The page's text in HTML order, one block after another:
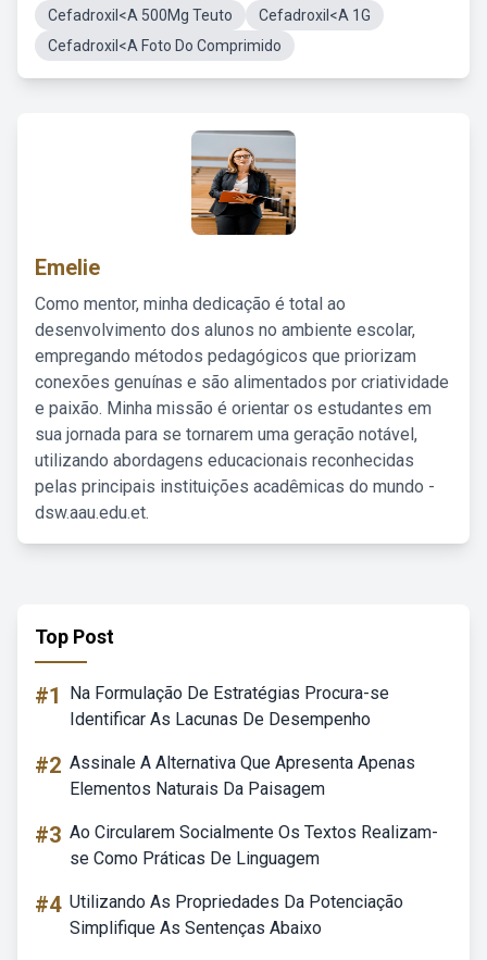
Cefadroxil<A 500Mg Teuto
Cefadroxil<A 1G
Cefadroxil<A Foto Do Comprimido
Emelie
Como mentor, minha dedicação é total ao
desenvolvimento dos alunos no ambiente escolar,
empregando métodos pedagógicos que priorizam
conexões genuínas e são alimentados por criatividade
e paixão. Minha missão é orientar os estudantes em
sua jornada para se tornarem uma geração notável,
utilizando abordagens educacionais reconhecidas
pelas principais instituições acadêmicas do mundo -
dsw.aau.edu.et.
Top Post
#1
Na Formulação De Estratégias Procura-se
Identificar As Lacunas De Desempenho
#2 Assinale A Alternativa Que Apresenta Apenas
Elementos Naturais Da Paisagem
#3 Ao Circularem Socialmente Os Textos Realizam-
se Como Práticas De Linguagem
#4 Utilizando As Propriedades Da Potenciação
Simplifique As Sentenças Abaixo